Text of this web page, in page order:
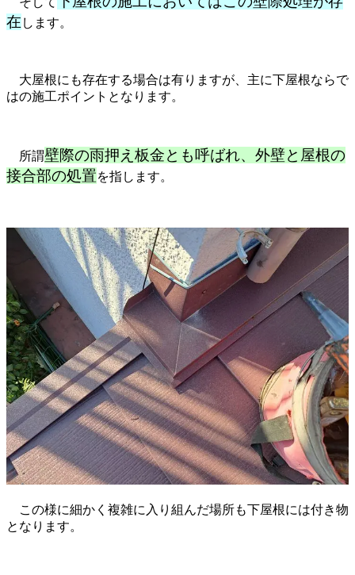
在 します。
大屋根にも存在する場合は有りますが、主に下屋根ならで
はの施工ポイントとなります。
所謂壁際の雨押え板金とも呼ばれ、外壁と屋根の
接合部の処置を指します。
この様に細かく複雑に入り組んだ場所も下屋根には付き物
となります。